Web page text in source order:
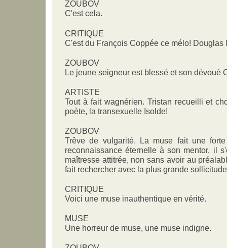
ZOUBOV
C'est cela.
CRITIQUE
C'est du François Coppée ce mélo!
ZOUBOV
Le jeune seigneur est blessé et son dévoué
ARTISTE
Tout à fait wagnérien. Tristan recueilli et
poète, la transexuelle Isolde!
ZOUBOV
Trêve de vulgarité. La muse fait une
reconnaissance éternelle à son mentor, il
maîtresse attitrée, non sans avoir au
fait rechercher avec la plus grande
CRITIQUE
Voici une muse inauthentique en vérité.
MUSE
Une horreur de muse, une muse indigne.